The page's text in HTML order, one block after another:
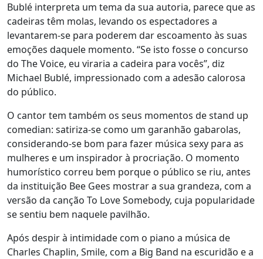
Bublé interpreta um tema da sua autoria, parece que as
cadeiras têm molas, levando os espectadores a
levantarem-se para poderem dar escoamento às suas
emoções daquele momento. “Se isto fosse o concurso
do The Voice, eu viraria a cadeira para vocês”, diz
Michael Bublé, impressionado com a adesão calorosa
do público.
O cantor tem também os seus momentos de stand up
comedian: satiriza-se como um garanhão gabarolas,
considerando-se bom para fazer música sexy para as
mulheres e um inspirador à procriação. O momento
humorístico correu bem porque o público se riu, antes
da instituição Bee Gees mostrar a sua grandeza, com a
versão da canção To Love Somebody, cuja popularidade
se sentiu bem naquele pavilhão.
Após despir à intimidade com o piano a música de
Charles Chaplin, Smile, com a Big Band na escuridão e a